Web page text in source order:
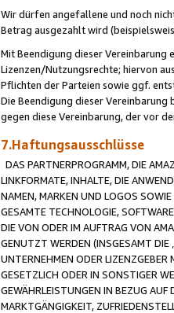
Wir dürfen angefallene und noch
Betrag ausgezahlt wird
Mit Beendigung dieser Vereinbarung
Lizenzen/Nutzungsrechte; hiervon
Pflichten der Parteien sowie ggf.
Die Beendigung dieser
gegen diese Vereinbarung, der vor
7.Haftungsausschlüsse
DAS PARTNERPROGRAMM, DIE
LINKFORMATE, INHALTE, DIE
NAMEN, MARKEN UND LOGOS
GESAMTE TECHNOLOGIE,
DIE VON ODER IM AUFTRAG VON
GENUTZT WERDEN (INSGESAMT DIE „
UNTERNEHMEN ODER LIZENZGEBER
GESETZLICH ODER IN SONSTIGER
GEWÄHRLEISTUNGEN IN BEZUG AUF
MARKTGÄNGIGKEIT,